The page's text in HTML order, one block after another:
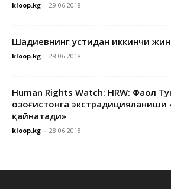
kloop.kg - 29.06.2018
Шадиевнинг устидан иккинчи
kloop.kg - 28.06.2018
Human Rights Watch: HRW: Фаол
Қозоғистонга экстрадицияланиши
қайнатади»
kloop.kg - 28.06.2018